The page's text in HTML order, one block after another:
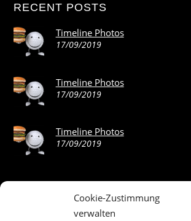
Cookie-Zustimmung
verwalten
RECENT POSTS
Timeline Photos
17/09/2019
Timeline Photos
17/09/2019
Timeline Photos
17/09/2019
ABOUT THE LANDING THEME…